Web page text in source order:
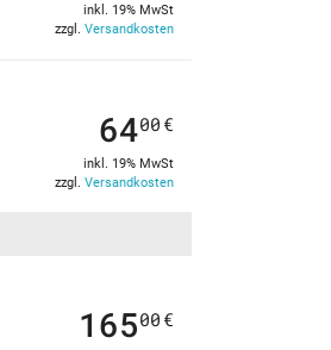
inkl. 19% MwSt
zzgl. Versandkosten
6400 €
inkl. 19% MwSt
zzgl. Versandkosten
16500 €